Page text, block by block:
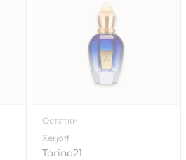
Остатки
Xerjoff
Torino21